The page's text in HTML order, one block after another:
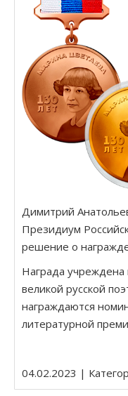
Димитрий
Президиум
решение о
Награда
великой русской
награждаются
литературной
04.02.2023 |